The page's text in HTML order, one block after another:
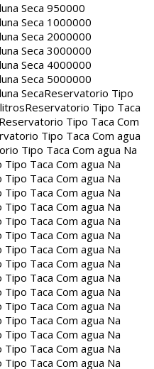
Seca 950000
Seca 1000000
Seca 2000000
Seca 3000000
Seca 4000000
Seca 5000000
SecaReservatorio Tipo
Reservatorio Tipo Taca
Reservatorio Tipo Taca Com
Tipo Taca Com agua
Tipo Taca Com agua Na
Taca Com agua Na
Taca Com agua Na
Taca Com agua Na
Taca Com agua Na
Taca Com agua Na
Taca Com agua Na
Taca Com agua Na
Taca Com agua Na
Taca Com agua Na
Taca Com agua Na
Taca Com agua Na
Taca Com agua Na
Taca Com agua Na
Taca Com agua Na
Taca Com agua Na